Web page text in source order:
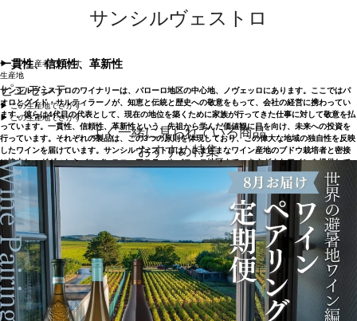
サンシルヴェストロ
一貫性、信頼性、革新性
サンシルヴェストロのワイナリーは、バローロ地区の中心地、ノヴェッロにあります。ここではパ
オロとグイド・サルティラーノが、知恵と伝統と歴史への敬意をもって、会社の経営に携わってい
ます。彼らは4代目の代表として、現在の地位を築くために家族が行ってきた仕事に対して敬意を払
っています。一貫性、信頼性、革新性という、先祖から学んだ価値観に目を向け、未来への投資を
行っています。それぞれの製品は、この3つの原則を体現しており、この偉大な地域の独自性を反映
したワインを届けています。サンシルヴェストロは、さまざまなワイン産地のブドウ栽培者と密接
に協力し、ガヴィからバルバレスコ、アスティやバローロ地区まで、さまざまなワインを提供して
います。
▶︎ この生産者でさがす
生産地
ピエモンテ
▶︎ この生産地でさがす
▶︎ この生産地でさがす
よく一緒に見られている商品
おすすめ特集